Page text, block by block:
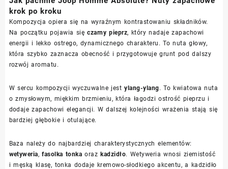
krok po kroku
Kompozycja opiera się na wyraźnym kontrastowaniu składników.
Na początku pojawia sięczarny pieprz, który nadaje zapachowi
energii i lekko ostrego, dynamicznego charakteru. To nuta głowy,
która szybko zaznacza obecność i przygotowuje grunt pod dalszy
rozwój aromatu.
W sercu kompozycji wyczuwalne jestylang-ylang. To kwiatowa nuta
o zmysłowym, miękkim brzmieniu, która łagodzi ostrość pieprzu i
dodaje zapachowi elegancji. W dalszej kolejności wrażenia stają się
bardziej głębokie i otulające.
Baza należy do najbardziej charakterystycznych elementów:
wetyweria,fasolka tonka orazkadzidło. Wetyweria wnosi ziemistość
i męską klasę, tonka dodaje kremowo-słodkiego akcentu, a kadzidło